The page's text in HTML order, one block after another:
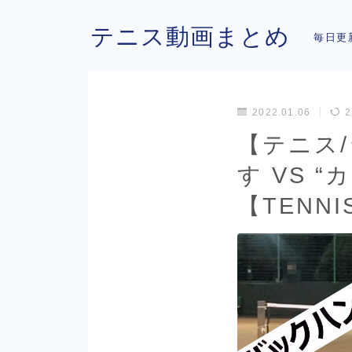
テニス動画まとめ 毎日更
2022.01.06
【テニ
す VS “
【